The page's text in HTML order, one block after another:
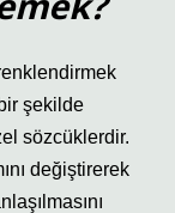
şekilde
sözcüklerdir.
değiştirerek